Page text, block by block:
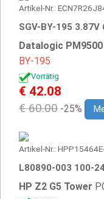
Artikel-Nr.:
SGV-BY-195 3.87V
Datalogic
BY-195
Vorrätig
€ 42.08
€ 60.00 -25%
Artikel-Nr.:
L80890-003 100-
HP Z2 G5 Tower